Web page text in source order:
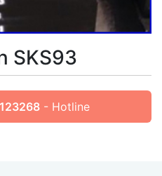
SKS93
- Hotline